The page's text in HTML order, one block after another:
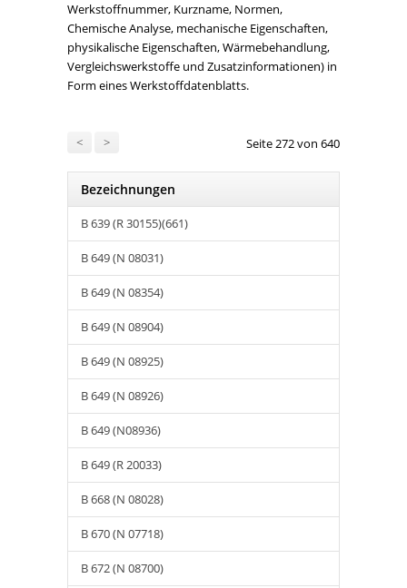
Werkstoffnummer, Kurzname, Normen,
Chemische Analyse, mechanische Eigenschaften,
physikalische Eigenschaften, Wärmebehandlung,
Vergleichswerkstoffe und Zusatzinformationen) in
Form eines Werkstoffdatenblatts.
< > Seite 272 von 640
Bezeichnungen
B 639 (R 30155)(661)
B 649 (N 08031)
B 649 (N 08354)
B 649 (N 08904)
B 649 (N 08925)
B 649 (N 08926)
B 649 (N08936)
B 649 (R 20033)
B 668 (N 08028)
B 670 (N 07718)
B 672 (N 08700)